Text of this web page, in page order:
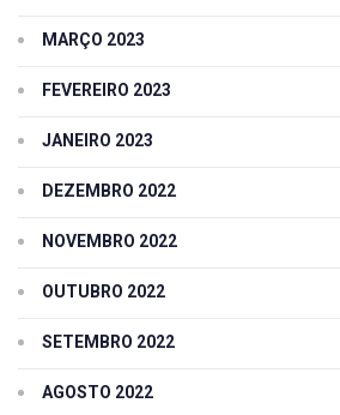
MARÇO 2023
FEVEREIRO 2023
JANEIRO 2023
DEZEMBRO 2022
NOVEMBRO 2022
OUTUBRO 2022
SETEMBRO 2022
AGOSTO 2022